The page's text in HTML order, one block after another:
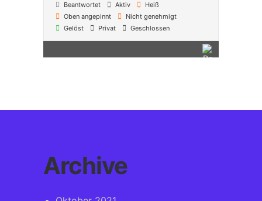
Beantwortet
Aktiv
Heiß
Oben angepinnt
Nicht genehmigt
Gelöst
Privat Geschlossen
Archive